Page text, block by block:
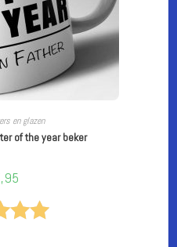
en glazen
of the year beker